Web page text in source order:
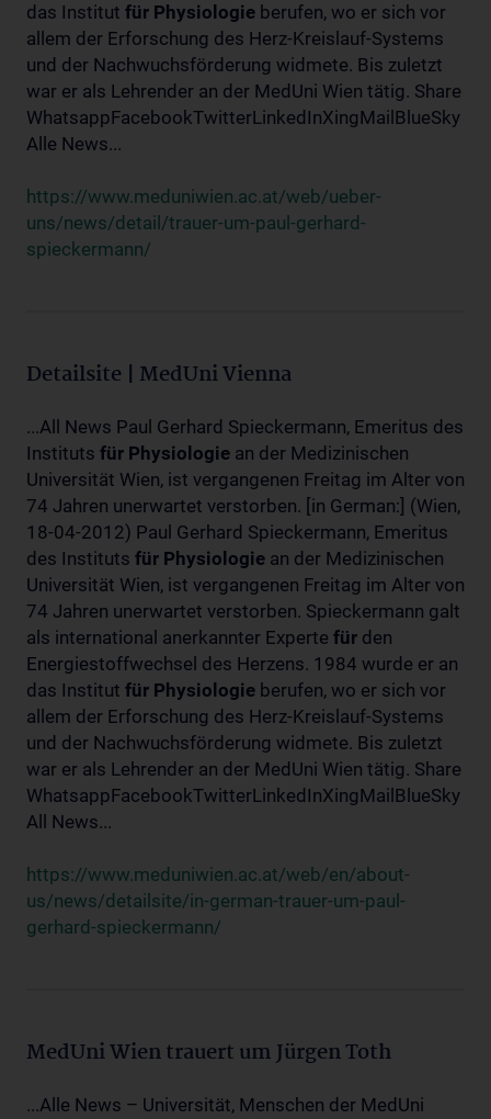
das Institut für Physiologie berufen, wo er sich vor
allem der Erforschung des Herz-Kreislauf-Systems
und der Nachwuchsförderung widmete. Bis zuletzt
war er als Lehrender an der MedUni Wien tätig. Share
WhatsappFacebookTwitterLinkedInXingMailBlueSky
Alle News...
https://www.meduniwien.ac.at/web/ueber-
uns/news/detail/trauer-um-paul-gerhard-
spieckermann/
Detailsite | MedUni Vienna
...All News Paul Gerhard Spieckermann, Emeritus des
Instituts für Physiologie an der Medizinischen
Universität Wien, ist vergangenen Freitag im Alter von
74 Jahren unerwartet verstorben. [in German:] (Wien,
18-04-2012) Paul Gerhard Spieckermann, Emeritus
des Instituts für Physiologie an der Medizinischen
Universität Wien, ist vergangenen Freitag im Alter von
74 Jahren unerwartet verstorben. Spieckermann galt
als international anerkannter Experte für den
Energiestoffwechsel des Herzens. 1984 wurde er an
das Institut für Physiologie berufen, wo er sich vor
allem der Erforschung des Herz-Kreislauf-Systems
und der Nachwuchsförderung widmete. Bis zuletzt
war er als Lehrender an der MedUni Wien tätig. Share
WhatsappFacebookTwitterLinkedInXingMailBlueSky
All News...
https://www.meduniwien.ac.at/web/en/about-
us/news/detailsite/in-german-trauer-um-paul-
gerhard-spieckermann/
MedUni Wien trauert um Jürgen Toth
...Alle News – Universität, Menschen der MedUni